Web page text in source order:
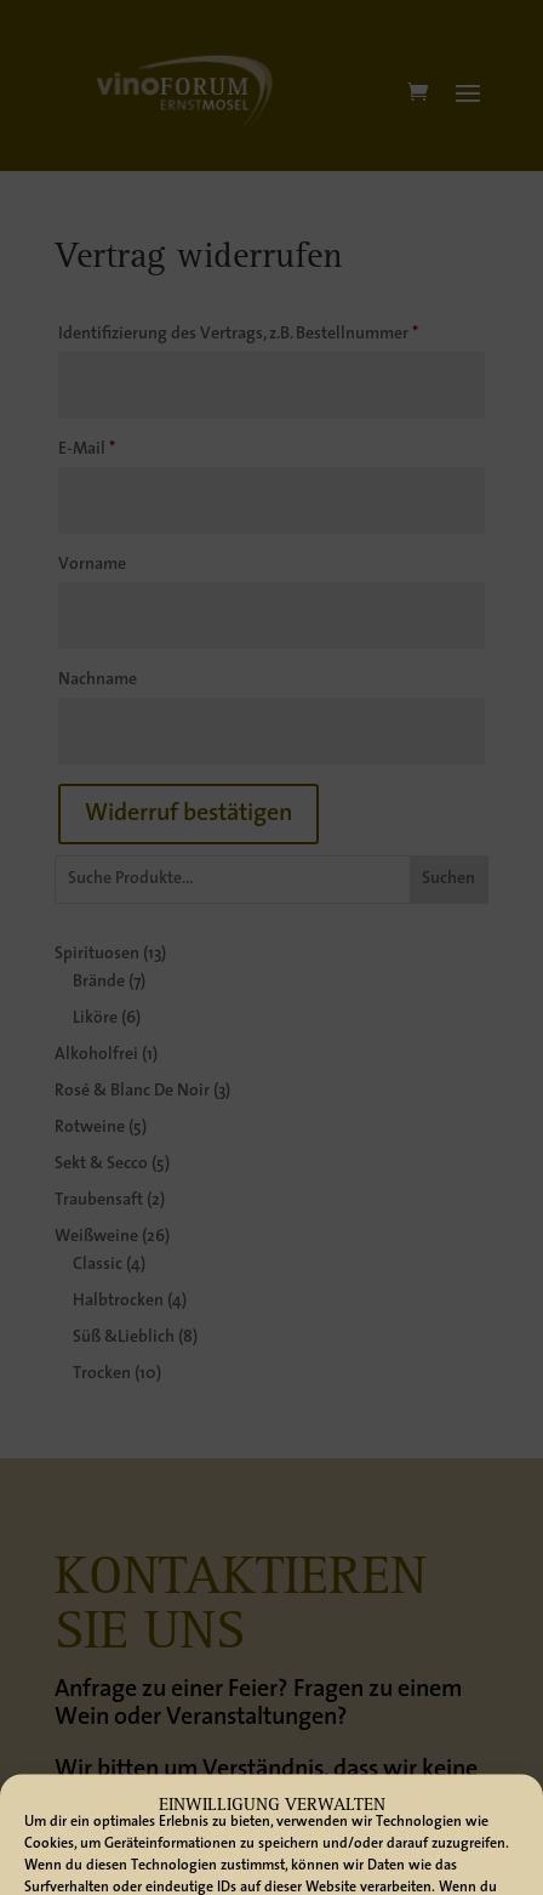
EINWILLIGUNG VERWALTEN
Um dir ein optimales Erlebnis zu bieten, verwenden wir Technologien wie
Cookies, um Geräteinformationen zu speichern und/oder darauf zuzugreifen.
Wenn du diesen Technologien zustimmst, können wir Daten wie das
Surfverhalten oder eindeutige IDs auf dieser Website verarbeiten. Wenn du
Vertrag widerrufen
Identifizierung des Vertrags, z.B. Bestellnummer *
E-Mail *
E-
Vorname
Nachname
Widerruf bestätigen
Suchen
Spirituosen 1313
Brände 77
Produkte
Liköre 66
Produkte
Alkoholfrei 11
Produkt
Rosé & Blanc De Noir 33
Rotweine 55
Produkte
Sekt & Secco 55
Produkte
Traubensaft 22
Produkte
Weißweine 2626
Classic 44
Produkte
Halbtrocken 44
Produkte
Süß &Lieblich 88
Trocken 1010
KONTAKTIEREN
SIE UNS
Anfrage zu einer Feier? Fragen zu einem
Wein oder Veranstaltungen?
Wir bitten um Verständnis, dass wir keine
Tisch- oder Platzreservierungen
annehmen.
Melden Sie sich ansonsten gerne bei uns.